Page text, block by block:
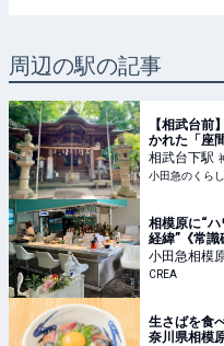
周辺の駅の記事
【相武台前
かれた「座
不動産株式
相武台下駅
小田急のくらし
相模原に“
経緯”《常識
小田急相模
CREA
生さばを食
奈川県相模